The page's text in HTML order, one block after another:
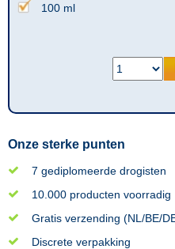
100 ml
Onze sterke punten
7 gediplomeerde drogisten
10.000 producten voorradig
Gratis verzending (NL/BE/
Discrete verpakking